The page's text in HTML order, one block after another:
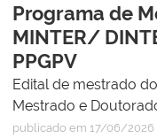
Programa de
MINTER/
PPGPV
Edital de mestrado
Mestrado e
publicado em 17/06/2026